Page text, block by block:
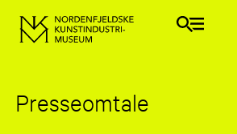
Presseomtale